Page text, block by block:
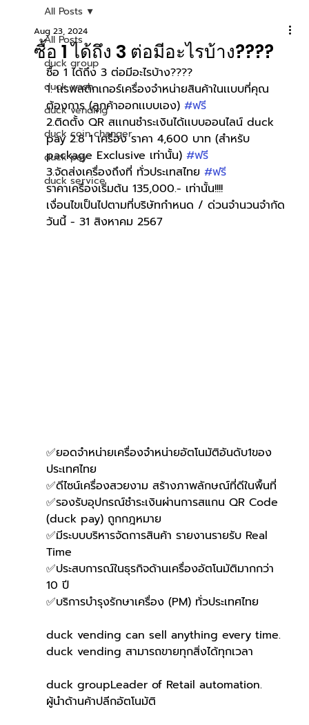
All Posts
duck group
duck wash
duck vending
duck coin changer
duck pay
duck service
All Posts
ซื้อ 1 ได้ถึง 3 ต่อมีอะไรบ้าง????
Aug 23, 2024
ซื้อ 1 ได้ถึง 3 ต่อมีอะไรบ้าง????
1. เเรพสติกเกอร์เครื่องจำหน่ายสินค้าในเเบบที่คุณ
ต้องการ (ลูกค้าออกเเบบเอง) #ฟรี
2.ติดตั้ง QR สเเกนชำระเงินได้เเบบออนไลน์ duck
pay 2.8 1 เครื่อง ราคา 4,600 บาท (สำหรับ
package Exclusive เท่านั้น) #ฟรี
3.จัดส่งเครื่องถึงที่ ทั่วประเทสไทย #ฟรี
ราคาเครื่องเริ่มต้น 135,000.- เท่านั้น!!!!
เงื่อนไขเป็นไปตามที่บริษัทกำหนด / ด่วนจำนวนจำกัด
วันนี้ - 31 สิงหาคม 2567
✅ยอดจำหน่ายเครื่องจำหน่ายอัตโนมัติอันดับ1ของ
ประเทศไทย
✅ดีไซน์เครื่องสวยงาม สร้างภาพลักษณ์ที่ดีในพื้นที่
✅รองรับอุปกรณ์ชำระเงินผ่านการสแกน QR Code
(duck pay) ถูกกฎหมาย
✅มีระบบบริหารจัดการสินค้า รายงานรายรับ Real
Time
✅ประสบการณ์ในธุรกิจด้านเครื่องอัตโนมัติมากกว่า
10 ปี
✅บริการบำรุงรักษาเครื่อง (PM) ทั่วประเทศไทย
duck vending can sell anything every time.
duck vending สามารถขายทุกสิ่งได้ทุกเวลา
duck groupLeader of Retail automation.
ผู้นำด้านค้าปลีกอัตโนมัติ